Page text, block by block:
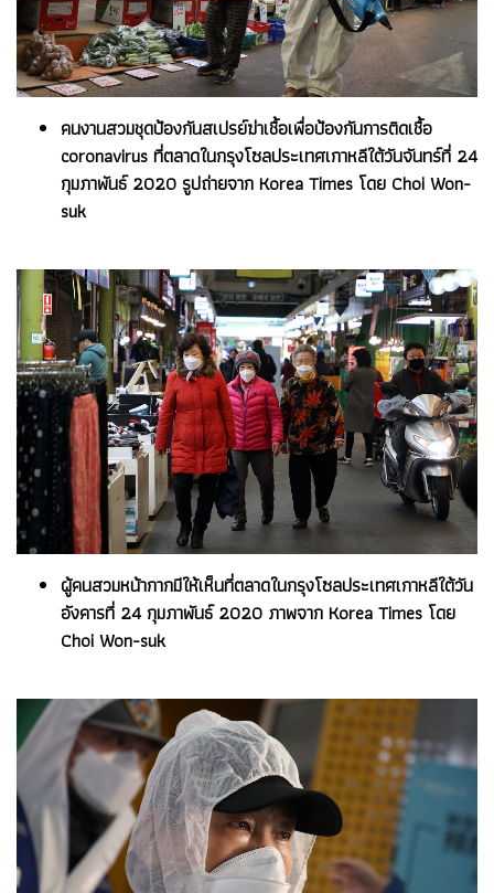
คนงานสวมชุดป้องกันสเปรย์ฆ่าเชื้อเพื่อป้องกันการติดเชื้อ
coronavirus ที่ตลาดในกรุงโซลประเทศเกาหลีใต้วันจันทร์ที่ 24
กุมภาพันธ์ 2020 รูปถ่ายจาก Korea Times โดย Choi Won-
suk
ผู้คนสวมหน้ากากมีให้เห็นที่ตลาดในกรุงโซลประเทศเกาหลีใต้วัน
อังคารที่ 24 กุมภาพันธ์ 2020 ภาพจาก Korea Times โดย
Choi Won-suk